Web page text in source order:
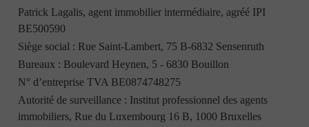
Patrick Lagalis, agent immobilier intermédiaire, agréé IPI
BE500590
Siège social : Rue Saint-Lambert, 75 B-6832 Sensenruth
Bureaux : Boulevard Heynen, 5 - 6830 Bouillon
N° d’entreprise TVA BE0874748275
Autorité de surveillance : Institut professionnel des agents
immobiliers, Rue du Luxembourg 16 B, 1000 Bruxelles